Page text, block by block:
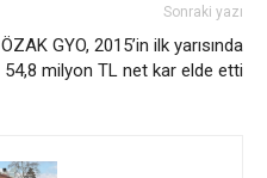
Sonraki yazı
ÖZAK GYO, 2015’in ilk yarısında
54,8 milyon TL net kar elde etti